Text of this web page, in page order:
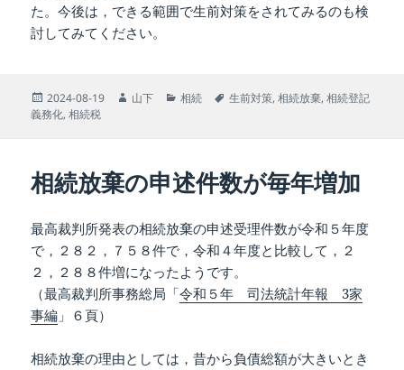
た。今後は，できる範囲で生前対策をされてみるのも検
討してみてください。
投
稿
2024-08-19
作
山下
カ
相続
タ
生前対策,相続放棄,相続登記
義務化,相続税
相続放棄の申述件数が毎年増加
最高裁判所発表の相続放棄の申述受理件数が令和５年度
で，２８２，７５８件で，令和４年度と比較して，２
２，２８８件増になったようです。
（最高裁判所事務総局「令和５年 司法統計年報 3家
事編 」６頁）
相続放棄の理由としては，昔から負債総額が大きいとき